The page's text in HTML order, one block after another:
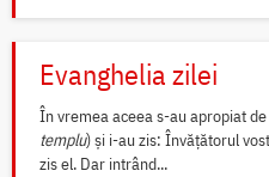
Evanghelia zilei
În vremea aceea s-au apropiat
templu) și i-au zis: Învățătorul
zis el. Dar intrând...